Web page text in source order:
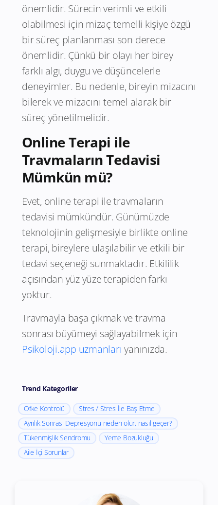
önemlidir. Sürecin verimli ve etkili
olabilmesi için mizaç temelli kişiye özgü
bir süreç planlanması son derece
önemlidir. Çünkü bir olayı her birey
farklı algı, duygu ve düşüncelerle
deneyimler. Bu nedenle, bireyin mizacını
bilerek ve mizacını temel alarak bir
süreç yönetilmelidir.
Online Terapi ile
Travmaların Tedavisi
Mümkün mü?
Evet, online terapi ile travmaların
tedavisi mümkündür. Günümüzde
teknolojinin gelişmesiyle birlikte online
terapi, bireylere ulaşılabilir ve etkili bir
tedavi seçeneği sunmaktadır. Etkililik
açısından yüz yüze terapiden farkı
yoktur.
Travmayla başa çıkmak ve travma
sonrası büyümeyi sağlayabilmek için
Psikoloji.app uzmanları yanınızda.
Trend Kategoriler
Öfke Kontrolü
Stres / Stres İle Baş Etme
Ayrılık Sonrası Depresyonu neden olur, nasıl geçer?
Tükenmişlik Sendromu
Yeme Bozukluğu
Aile İçi Sorunlar